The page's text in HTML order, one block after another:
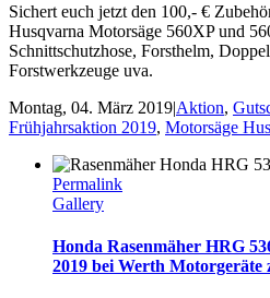
Sichert euch jetzt den 100,- €
Husqvarna Motorsäge 560XP und
Schnittschutzhose, Forsthelm,
Forstwerkzeuge uva.
Montag, 04. März 2019|Aktion,
Frühjahrsaktion 2019, Motorsäge
Permalink
Gallery
Honda Rasenmäher HRG
2019 bei Werth Motorgeräte